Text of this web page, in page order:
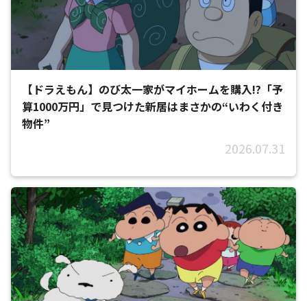
【ドラえもん】のび太一家がマイホームを購入!?「予
算1000万円」で見つけた新居はまさかの“いわく付き
物件”
2026.07.31